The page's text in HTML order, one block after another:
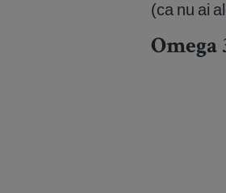
(ca nu ai